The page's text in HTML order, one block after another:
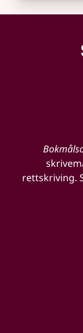
rettskriving.